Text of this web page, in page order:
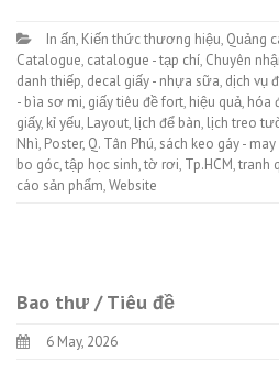
In ấn, Kiến thức thương hiệu, Quảng
Catalogue, catalogue - tạp chí, Chuyên
danh thiếp, decal giấy - nhựa sữa, dịch vụ
- bìa sơ mi, giấy tiêu đề fort, hiệu quả, hóa
giấy, kỉ yếu, Layout, lịch để bàn, lịch treo
Nhì, Poster, Q. Tân Phú, sách keo gáy -
bo góc,tập học sinh,tờ rơi, Tp.HCM,tranh
cáo sản phẩm,Website
Bao thư / Tiêu đề
6 May, 2026